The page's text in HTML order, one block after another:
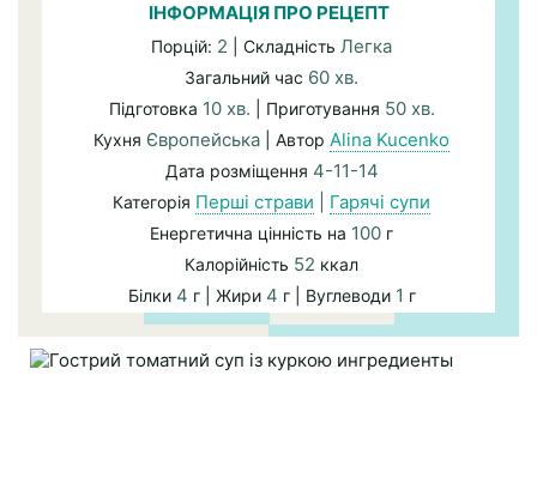
ІНФОРМАЦІЯ ПРО РЕЦЕПТ
Порцій: 2 | Складність Легка
Загальний час 60 хв.
Підготовка 10 хв. | Приготування 50 хв.
Кухня Європейська | Автор Alina Kucenko
Дата розміщення 4-11-14
Категорія Перші страви Гарячі супи
Енергетична цінність на 100 г
Калорійність 52 ккал
Білки 4 г | Жири 4 г | Вуглеводи 1 г